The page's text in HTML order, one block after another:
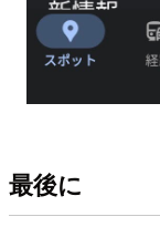
最後に